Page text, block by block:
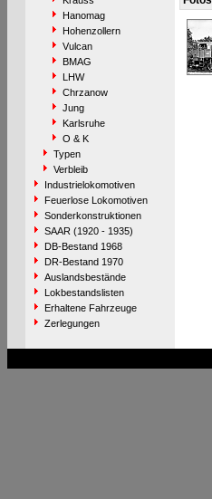
Hanomag
Hohenzollern
Vulcan
BMAG
LHW
Chrzanow
Jung
Karlsruhe
O & K
Typen
Verbleib
Industrielokomotiven
Feuerlose Lokomotiven
Sonderkonstruktionen
SAAR (1920 - 1935)
DB-Bestand 1968
DR-Bestand 1970
Auslandsbestände
Lokbestandslisten
Erhaltene Fahrzeuge
Zerlegungen